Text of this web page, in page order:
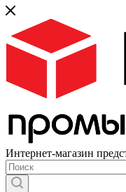
Интернет-магазин